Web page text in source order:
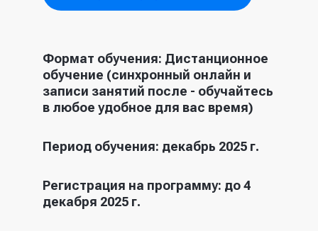
Формат обучения: Дистанционное
обучение (синхронный онлайн и
записи занятий после - обучайтесь
в любое удобное для вас время)
Период обучения: декабрь 2025 г.
Регистрация на программу: до 4
декабря 2025 г.